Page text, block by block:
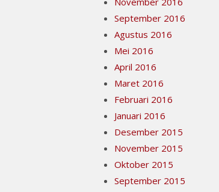
September 2016
Agustus 2016
Mei 2016
April 2016
Maret 2016
Februari 2016
Januari 2016
Desember 2015
November 2015
Oktober 2015
September 2015